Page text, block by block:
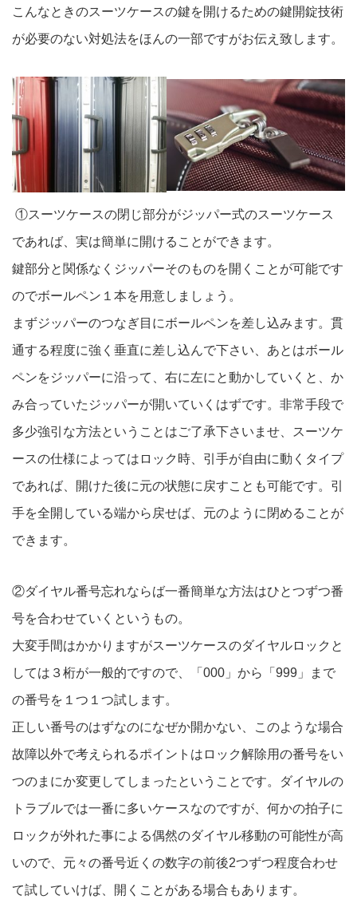
こんなときのスーツケースの鍵を開けるための鍵開錠技術
が必要のない対処法をほんの一部ですがお伝え致します。
①スーツケースの閉じ部分がジッパー式のスーツケース
であれば、実は簡単に開けることができます。
鍵部分と関係なくジッパーそのものを開くことが可能です
のでボールペン１本を用意しましょう。
まずジッパーのつなぎ目にボールペンを差し込みます。貫
通する程度に強く垂直に差し込んで下さい、あとはボール
ペンをジッパーに沿って、右に左にと動かしていくと、か
み合っていたジッパーが開いていくはずです。非常手段で
多少強引な方法ということはご了承下さいませ、スーツケ
ースの仕様によってはロック時、引手が自由に動くタイプ
であれば、開けた後に元の状態に戻すことも可能です。引
手を全開している端から戻せば、元のように閉めることが
できます。
②ダイヤル番号忘れならば一番簡単な方法はひとつずつ番
号を合わせていくというもの。
大変手間はかかりますがスーツケースのダイヤルロックと
しては３桁が一般的ですので、「 000 」から「 999 」まで
の番号を１つ１つ試します。
正しい番号のはずなのになぜか開かない、このような場合
故障以外で考えられるポイントはロック解除用の番号をい
つのまにか変更してしまったということです。ダイヤルの
トラブルでは一番に多いケースなのですが、何かの拍子に
ロックが外れた事による偶然のダイヤル移動の可能性が高
いので、元々の番号近くの数字の前後2つずつ程度合わせ
て試していけば、開くことがある場合もあります。